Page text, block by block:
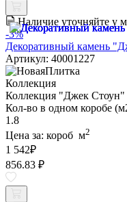
Наличие уточняйте у
-3%
Декоративный камень
Артикул: 40001227
Коллекция
Коллекция "Джек Стоун"
Кол-во в одном коробе
1.8
Цена за: короб м2
1 542₽
856.83 ₽